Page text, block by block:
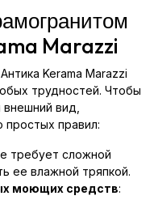
Marazzi
Kerama Marazzi
трудностей. Чтобы
внешний вид,
простых правил:
требует сложной
ее влажной тряпкой.
моющих средств: